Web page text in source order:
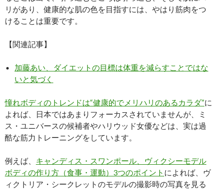
リがあり、健康的な肌の色を目指すには、やはり筋肉をつ
けることは重要です。
【関連記事】
加藤あい、ダイエットの目標は体重を減らすことではな
いと気づく
憧れボディのトレンドは“健康的でメリハリのあるカラダ”に
よれば、日本ではあまりフォーカスされていませんが、ミ
ス・ユニバースの候補者やハリウッド女優などは、実は過
酷な筋力トレーニングをしています。
例えば、 キャンディス・スワンポール、ヴィクシーモデル
ボディの作り方（食事・運動）3つのポイント によれば、ヴ
ィクトリア・シークレットのモデルの撮影時の写真を見る